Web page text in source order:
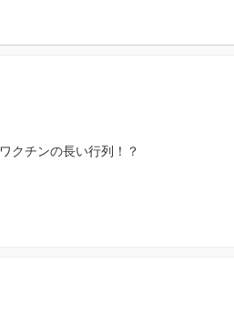
ワクチンの長い行列！？